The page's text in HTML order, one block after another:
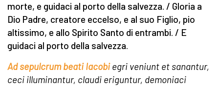
morte, e guidaci al porto della salvezza. / Gloria a
Dio Padre, creatore eccelso, e al suo Figlio, pio
altissimo, e allo Spirito Santo di entrambi. / E
guidaci al porto della salvezza.
Ad sepulcrum beati Iacobiegri veniunt et sanantur,
ceci illuminantur, claudi eriguntur, demoniaci